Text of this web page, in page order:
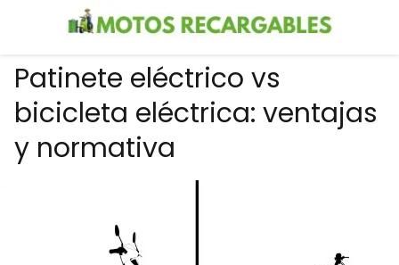
Patinete eléctrico vs
bicicleta eléctrica: ventajas
y normativa